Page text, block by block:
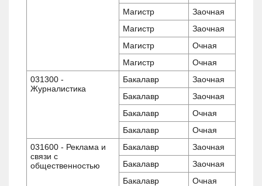
Магистр
Заочная
Магистр
Заочная
Магистр
Очная
Магистр
Очная
031300 -
Журналистика
Бакалавр
Заочная
Бакалавр
Заочная
Бакалавр
Очная
Бакалавр
Очная
031600 - Реклама и
связи с
общественностью
Бакалавр
Заочная
Бакалавр
Заочная
Бакалавр
Очная